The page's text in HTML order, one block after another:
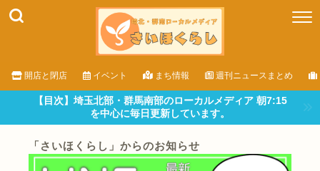
開店と閉店 イベント まち情報 週刊ニュースまとめ
【目次】埼玉北部・群馬南部のローカルメディア 朝7:15
を中心に毎日更新しています。
「さいほくらし」からのお知らせ